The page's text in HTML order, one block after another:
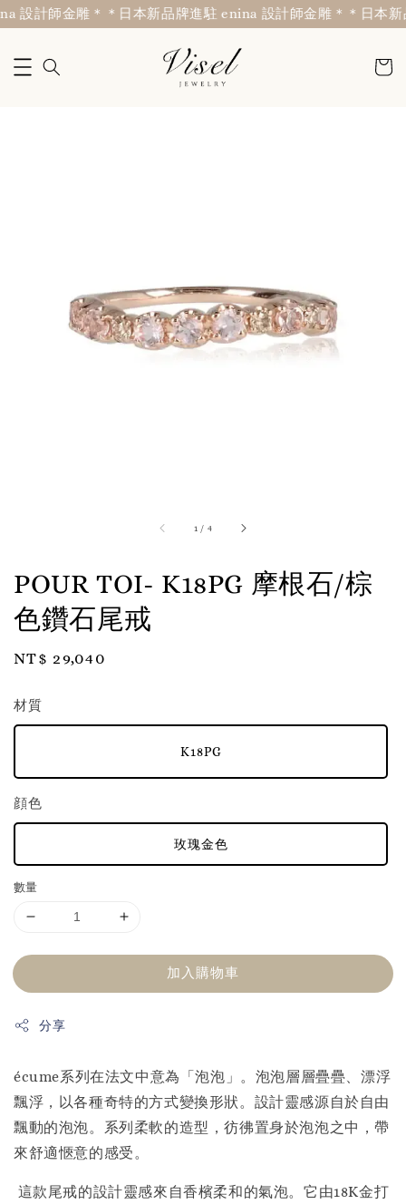
設計師金雕＊＊日本新品牌進駐 enina 設計師金雕＊ ＊日本新
1 / 4
POUR TOI- K18PG 摩根石/棕
色鑽石尾戒
Regular
NT$ 29,040
材質
K18PG
顔色
玫瑰金色
數量
加入購物車
分享
écume系列在法文中意為「泡泡」。泡泡層層疊疊、漂浮
飄浮，以各種奇特的方式變換形狀。設計靈感源自於自由
飄動的泡泡。系列柔軟的造型，彷彿置身於泡泡之中，帶
來舒適愜意的感受。
這款尾戒的設計靈感來自香檳柔和的氣泡。它由18K金打